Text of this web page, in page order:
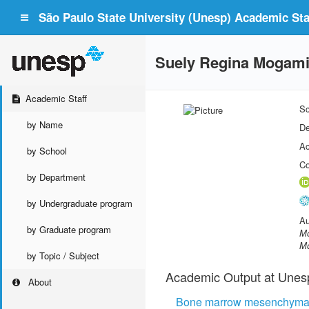
São Paulo State University (Unesp) Academic
Academic Staff
by Name
by School
by Department
by Undergraduate program
by Graduate program
by Topic / Subject
About
Suely Regina
Academic Output at
Bone marrow